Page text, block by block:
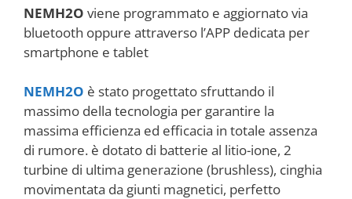
NEMH2O viene programmato e aggiornato via
bluetooth oppure attraverso l’APP dedicata per
smartphone e tablet
NEMH2O è stato progettato sfruttando il
massimo della tecnologia per garantire la
massima efficienza ed efficacia in totale assenza
di rumore. è dotato di batterie al litio-ione, 2
turbine di ultima generazione (brushless), cinghia
movimentata da giunti magnetici, perfetto